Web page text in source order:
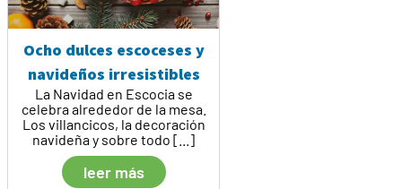
Ocho dulces escoceses y
navideños irresistibles
La Navidad en Escocia se
celebra alrededor de la mesa.
Los villancicos, la decoración
navideña y sobre todo [...]
leer más